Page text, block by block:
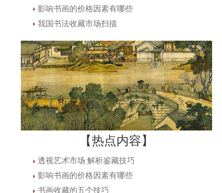
影响书画的价格因素有哪些
我国书法收藏市场扫描
【热点内容】
透视艺术市场 解析鉴藏技巧
影响书画的价格因素有哪些
书画收藏的五个技巧